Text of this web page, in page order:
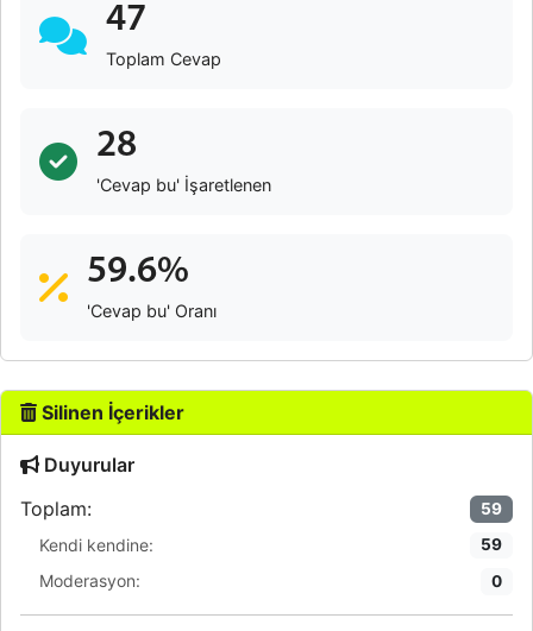
47
Toplam Cevap
28
'Cevap bu' İşaretlenen
59.6%
'Cevap bu' Oranı
Silinen İçerikler
Duyurular
Toplam:
59
Kendi kendine: 59
Moderasyon: 0